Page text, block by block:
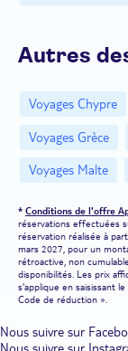
Autres
Voyages Chypre
Voyages Grèce
Voyages Malte
* Conditions de l'offre
réservations effectuées
réservation réalisée à
mars 2027, pour un
rétroactive, non
disponibilités. Les prix
s'applique en saisissant
Code de réduction ».
Nous suivre sur